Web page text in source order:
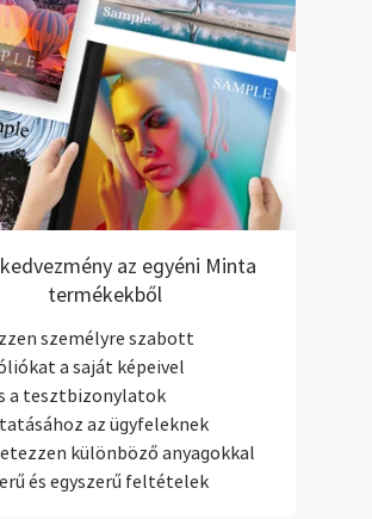
az egyéni Minta
termékekből
személyre szabott
a saját képeivel
a tesztbizonylatok
az ügyfeleknek
különböző anyagokkal
és egyszerű feltételek